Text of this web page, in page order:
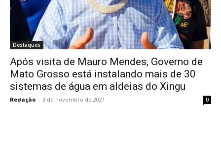
Destaques
Após visita de Mauro Mendes, Governo de
Mato Grosso está instalando mais de 30
sistemas de água em aldeias do Xingu
Redação - 3 de novembro de 2021 0